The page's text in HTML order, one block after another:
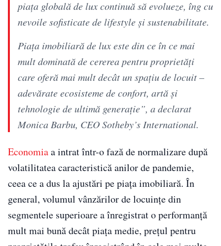
piața globală de lux continuă să evolueze, îng cu
nevoile sofisticate de lifestyle și sustenabilitate.
Piața imobiliară de lux este din ce în ce mai
mult dominată de cererea pentru proprietăți
care oferă mai mult decât un spațiu de locuit –
adevărate ecosisteme de confort, artă și
tehnologie de ultimă generație”, a declarat
Monica Barbu, CEO Sotheby’s International.
Economiaa intrat într-o fază de normalizare după
volatilitatea caracteristică anilor de pandemie,
ceea ce a dus la ajustări pe piața imobiliară. În
general, volumul vânzărilor de locuințe din
segmentele superioare a înregistrat o performanță
mult mai bună decât piața medie, prețul pentru